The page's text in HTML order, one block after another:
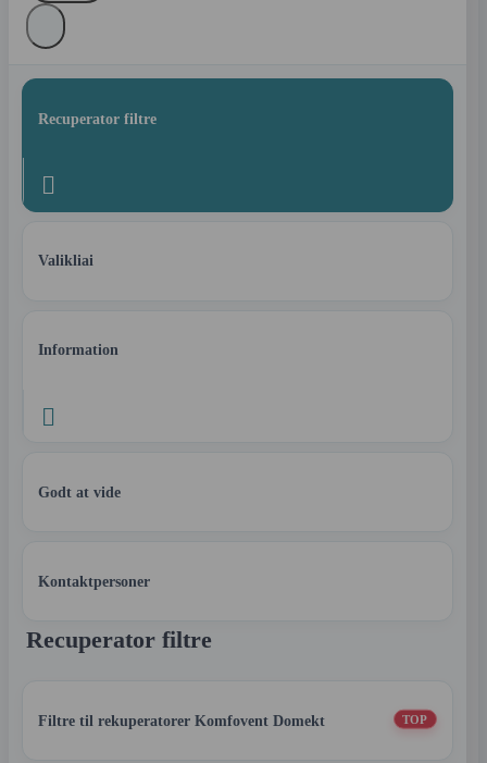
Recuperator filtre

Valikliai
Information

Godt at vide
Kontaktpersoner
Recuperator filtre
Filtre til rekuperatorer Komfovent Domekt TOP